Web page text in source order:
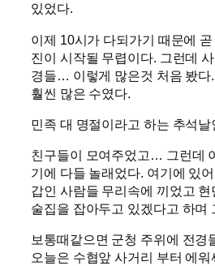
있었다.
이제 10시가 다되가기 때문에
진이 시작될 무렵이다. 그런데
경들… 이렇게 많은것 처음 봤다
훨씬 많은 수였다.
민족 대 명절이라고 하는 추석
친구들이 모여주었고… 그런데
기에 다들 놀래었다. 여기에 있
갑인 사람들 무리속에 끼었고
술집을 잡아두고 있겠다고 하며
보통때같으면 군청 주위에 전
오늘은 수협앞 사거리 부터 에